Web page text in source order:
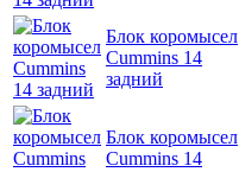
Блок коромысел
Cummins 14
задний
Блок коромысел
Cummins 14